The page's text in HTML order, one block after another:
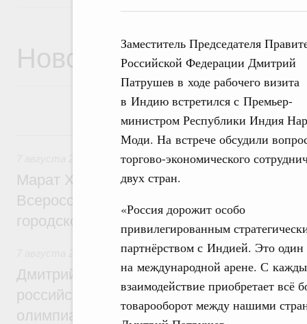
Заместитель Председателя
Российской Федерации Дмитрий
Патрушев в ходе рабочего визита
в Индию встретился с Премьер-
министром Республики Индия
Моди. На встрече обсудили
торгово-экономического
двух стран.
«Россия дорожит особо
привилегированным
партнёрством с Индией. Это
на международной арене. С
взаимодействие приобретает
товарооборот между нашими
Новости
7 августа, пятница
Экономика городов. Городская среда
Марат Хуснуллин провёл заседание
Всероссийского конкурса лучших
городской среды
Отрасль информационных технологий
Дмитрий Чернышенко и Сергей Кравцов
российскую сборную с победой на
олимпиаде по искусственному